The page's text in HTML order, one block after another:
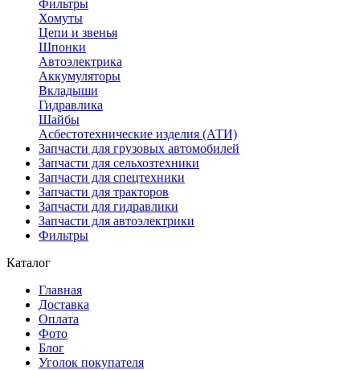
Фильтры
Хомуты
Цепи и звенья
Шпонки
Автоэлектрика
Аккумуляторы
Вкладыши
Гидравлика
Шайбы
Асбестотехнические изделия (АТИ)
Запчасти для грузовых автомобилей
Запчасти для сельхозтехники
Запчасти для спецтехники
Запчасти для тракторов
Запчасти для гидравлики
Запчасти для автоэлектрики
Фильтры
Каталог
Главная
Доставка
Оплата
Фото
Блог
Уголок покупателя